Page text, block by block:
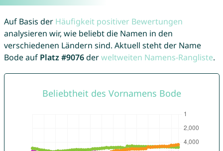
Auf Basis der Häufigkeit positiver Bewertungen
analysieren wir, wie beliebt die Namen in den
verschiedenen Ländern sind. Aktuell steht der Name
Bode auf Platz #9076derweltweiten Namens-Rangliste.